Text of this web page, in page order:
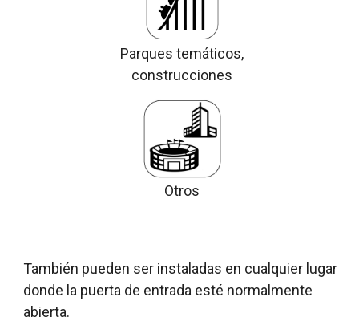
Parques temáticos,
construcciones
Otros
También pueden ser instaladas en cualquier lugar
donde la puerta de entrada esté normalmente
abierta.